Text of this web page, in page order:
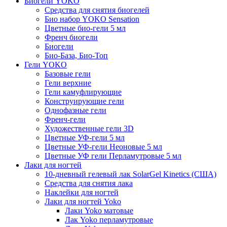
Средства для снятия биогелей
Био набор YOKO Sensation
Цветные био-гели 5 мл
Френч биогели
Биогели
Био-База, Био-Топ
Гели YOKO
Базовые гели
Гели верхние
Гели камуфлирующие
Конструирующие гели
Однофазные гели
Френч-гели
Художественные гели 3D
Цветные УФ-гели 5 мл
Цветные УФ-гели Неоновые 5 мл
Цветные УФ гели Перламутровые 5 мл
Лаки для ногтей
10-дневный гелевый лак SolarGel Kinetics (США)
Средства для снятия лака
Наклейки для ногтей
Лаки для ногтей Yoko
Лаки Yoko матовые
Лак Yoko перламутровые